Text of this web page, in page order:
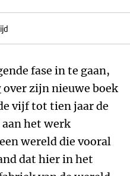
fase in te gaan,
over zijn nieuwe boek
vijf tot tien jaar de
het werk
wereld die vooral
dat hier in het